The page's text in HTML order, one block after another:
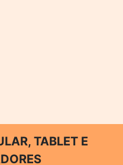
TABLET E